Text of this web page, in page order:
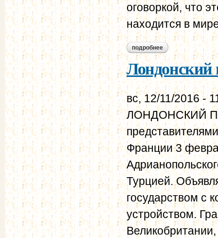
оговоркой, что
находится в
подробнее о лондонская
Лондонский
вс, 12/11/2016 -
ЛОНДОНСКИЙ
Франции 3
Турцией.
государством с
устройством.